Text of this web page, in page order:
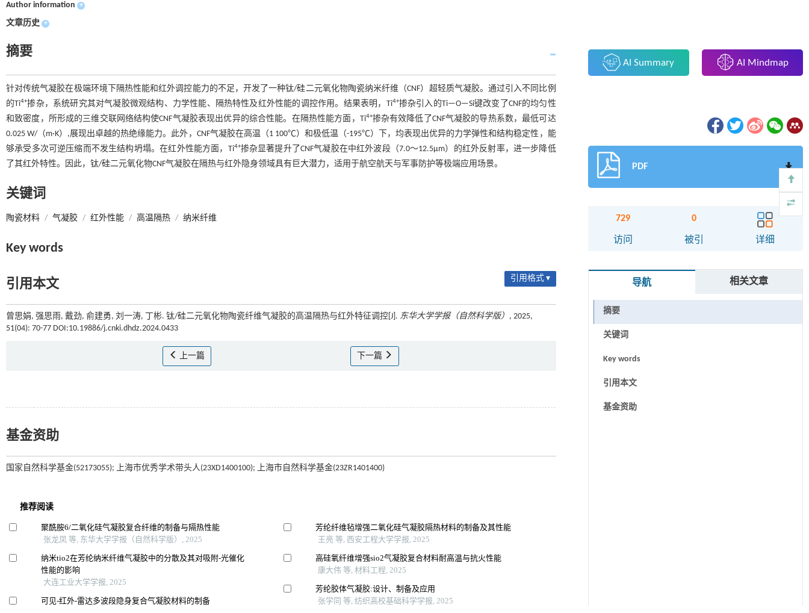
Author information +
文章历史 +
摘要
针对传统气凝胶在极端环境下隔热性能和红外调控能力的不足，开发了一种钛/硅二元氧化物陶瓷纳米纤维（CNF）超轻质气凝胶。通过引入不同比例
的Ti4+掺杂，系统研究其对气凝胶微观结构、力学性能、隔热特性及红外性能的调控作用。结果表明，Ti4+掺杂引入的Ti—O—Si键改变了CNF的均匀性
和致密度，所形成的三维交联网络结构使CNF气凝胶表现出优异的综合性能。在隔热性能方面，Ti4+掺杂有效降低了CNF气凝胶的导热系数，最低可达
0.025 W/（m·K）,展现出卓越的热绝缘能力。此外，CNF气凝胶在高温（1 100℃）和极低温（-195℃）下，均表现出优异的力学弹性和结构稳定性，能
够承受多次可逆压缩而不发生结构坍塌。在红外性能方面，Ti4+掺杂显著提升了CNF气凝胶在中红外波段（7.0～12.5μm）的红外反射率，进一步降低
了其红外特性。因此，钛/硅二元氧化物CNF气凝胶在隔热与红外隐身领域具有巨大潜力，适用于航空航天与军事防护等极端应用场景。
关键词
陶瓷材料 / 气凝胶 / 红外性能 / 高温隔热 / 纳米纤维
Key words
引用本文 引用格式 ▾
曾思娟, 强思雨, 戴劲, 俞建勇, 刘一涛, 丁彬. 钛/硅二元氧化物陶瓷纤维气凝胶的高温隔热与红外特征调控[J]. 东华大学学报（自然科学版） , 2025,
51(04): 70-77 DOI:10.19886/j.cnki.dhdz.2024.0433
上一篇 下一篇
基金资助
国家自然科学基金(52173055); 上海市优秀学术带头人(23XD1400100); 上海市自然科学基金(23ZR1401400)
AI Summary AI Mindmap
PDF
729
访问
0
被引 详细
导航 相关文章
摘要
关键词
Key words
引用本文
基金资助